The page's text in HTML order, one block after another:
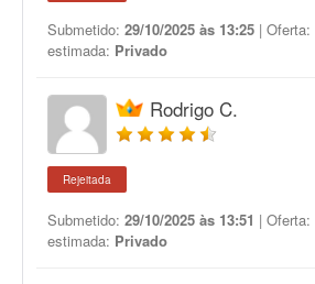
Submetido: 29/10/2025 às 13:25 | Oferta:
estimada: Privado
Rodrigo C.
Rejeitada
Submetido: 29/10/2025 às 13:51 | Oferta:
estimada: Privado